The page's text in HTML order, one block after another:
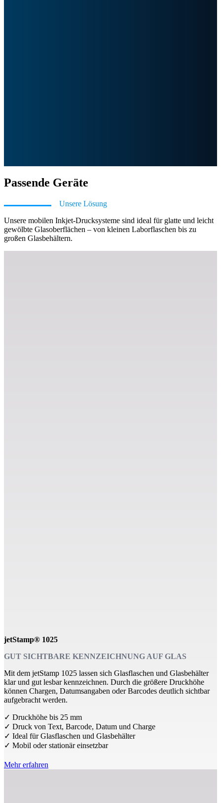
Passende Geräte
Unsere Lösung
Unsere mobilen Inkjet-Drucksysteme sind ideal für glatte und leicht
gewölbte Glasoberflächen – von kleinen Laborflaschen bis zu
großen Glasbehältern.
jetStamp® 1025
GUT SICHTBARE KENNZEICHNUNG AUF GLAS
Mit dem jetStamp 1025 lassen sich Glasflaschen und Glasbehälter
klar und gut lesbar kennzeichnen. Durch die größere Druckhöhe
können Chargen, Datumsangaben oder Barcodes deutlich sichtbar
aufgebracht werden.
✓ Druckhöhe bis 25 mm
✓ Druck von Text, Barcode, Datum und Charge
✓ Ideal für Glasflaschen und Glasbehälter
✓ Mobil oder stationär einsetzbar
Mehr erfahren